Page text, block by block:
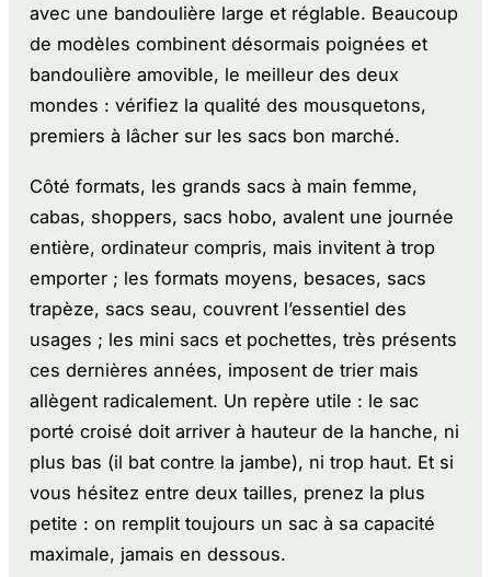
avec une bandoulière large et réglable. Beaucoup
de modèles combinent désormais poignées et
bandoulière amovible, le meilleur des deux
mondes : vérifiez la qualité des mousquetons,
premiers à lâcher sur les sacs bon marché.
Côté formats, les grands sacs à main femme,
cabas, shoppers, sacs hobo, avalent une journée
entière, ordinateur compris, mais invitent à trop
emporter ; les formats moyens, besaces, sacs
trapèze, sacs seau, couvrent l’essentiel des
usages ; les mini sacs et pochettes, très présents
ces dernières années, imposent de trier mais
allègent radicalement. Un repère utile : le sac
porté croisé doit arriver à hauteur de la hanche, ni
plus bas (il bat contre la jambe), ni trop haut. Et si
vous hésitez entre deux tailles, prenez la plus
petite : on remplit toujours un sac à sa capacité
maximale, jamais en dessous.